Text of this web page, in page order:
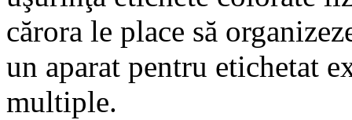
cărora le place să
un aparat pentru etichetat
multiple.